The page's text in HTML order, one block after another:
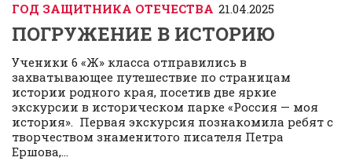
ГОД ЗАЩИТНИКА ОТЕЧЕСТВА 21.04.2025
ПОГРУЖЕНИЕ В ИСТОРИЮ
Ученики 6 «Ж» класса отправились в
захватывающее путешествие по страницам
истории родного края, посетив две яркие
экскурсии в историческом парке «Россия — моя
история». Первая экскурсия познакомила ребят с
творчеством знаменитого писателя Петра
Ершова,...